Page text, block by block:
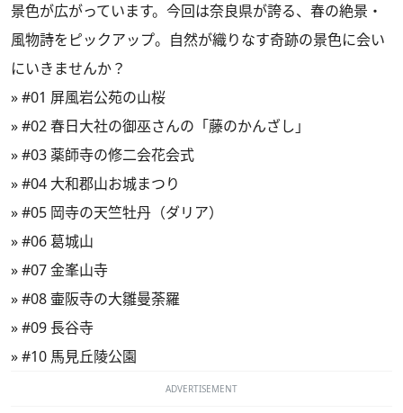
景色が広がっています。今回は奈良県が誇る、春の絶景・
風物詩をピックアップ。自然が織りなす奇跡の景色に会い
にいきませんか？
»#01 屏風岩公苑の山桜
»#02 春日大社の御巫さんの「藤のかんざし」
»#03 薬師寺の修二会花会式
»#04 大和郡山お城まつり
»#05 岡寺の天竺牡丹（ダリア）
»#06 葛城山
»#07 金峯山寺
»#08 壷阪寺の大雛曼荼羅
»#09 長谷寺
»#10 馬見丘陵公園
ADVERTISEMENT